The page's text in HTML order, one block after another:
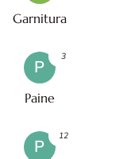
Garnitura
P
Paine
3
P
12